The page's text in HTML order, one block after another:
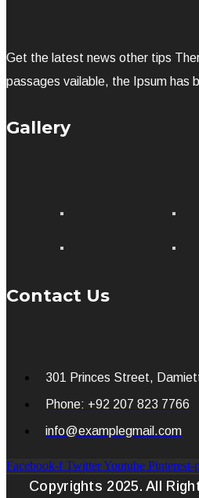
Get the latest news other tips
passages vailable, the Ipsum has
Gallery
Contact Us
301 Princes Street,
Phone: +92 207 823 7766
info@examplegmail.com
Facebook-f TwitterYoutube Pinterest-
Copyrights 2025. All